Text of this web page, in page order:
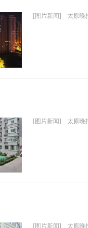
[图片新闻] 太原晚
[图片新闻] 太原晚
[图片新闻] 太原晚